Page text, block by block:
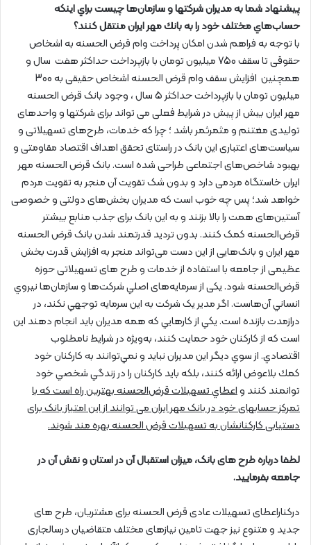
پيشنهاد شما به مديران شرکتها و سازمان‌ها چيست براي اينكه
حساب‌هاي مختلف خود را به بانك مهر ايران منتقل كنند؟
با توجه به فراهم شدن امکان پرداخت وام قرض الحسنه به اشخاص
حقوقی تا سقف 750 میلیون تومان با بازپرداخت حداکثر هفت سال و
همچنین افزایش سقف وام قرض الحسنه اشخاص حقیقی به 300
میلیون تومان با بازپرداخت حداکثر 5 سال ، وجود بانک قرض الحسنه
مهر ایران بیش از پیش در شرایط فعلی می تواند برای شرکتها و واحدهای
تولیدی مغتنم و مثمرثمر باشد ؛ چرا که خدمات، طرح‌های تسهیلاتی و
سیاست‌های اعتباری این بانک در راستای تحقق اهداف اقتصاد مقاومتی و
بهبود شاخص‌های اجتماعی طراحی شده است. بانک قرض الحسنه مهر
ایران خاستگاه مردمی دارد و بدون شک تقویت آن منجر به تقویت مردم
خواهد شد؛ پس چه خوب است که مدیران بخش‌های دولتی و خصوصی
آستین‌های همت را بالا بزنند و به این بانک برای جذب منابع بیشتر
قرض‌الحسنه کمک کنند. بدون تردید قدرتمند شدن بانک قرض الحسنه
مهر ایران و بانک‌هایی از این دست می‌تواند منجر به افزایش قدرت بخش
عظیمی از جامعه با استفاده از خدمات و طرح های تسهیلاتی حوزه
قرض‌الحسنه شود. یکی از سرمایه‌های اصلي شرکت‌ها و سازمان‌ها نيروي
انساني آن‌هاست. اگر مدير يک شرکت به اين سرمايه توجهي نكند، در
درازمدت بازنده است. يكي از كارهايي كه همه مديران بايد انجام دهند اين
است كه از كاركنان خود حمايت كنند، به‌ويژه در شرايط نامطلوب
اقتصادي. از سوي ديگر اين مديران نبايد و نمي‌توانند به كاركنان خود
كمك بلاعوض ارائه كنند، بلكه بايد كاركنان را در زندگي شخصي خود
توانمند كنند واعطاي تسهيلات قرض‌الحسنه بهترين راه است که با
تمرکز حسابهای خود در بانک مهر ایران می توانند از این امتیاز بانک برای
دستیابی کارکنانشان به تسهیلات قرض الحسنه بهره مند شوند.
لطفا درباره طرح های بانک، میزان استقبال آن در استان و نقش آن در
جامعه بفرمایید.
درکناراعطای تسهیلات عادی قرض الحسنه برای مشتریان، طرح های
جدید و متنوع نیز جهت تامین نیازهای مختلف متقاضیان درسالجاری